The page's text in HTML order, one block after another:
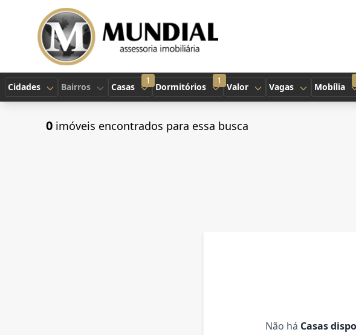
Cidades Bairros
1
Casas
1
Dormitórios Valor Vagas Mobília
0 imóveis encontrados para essa busca
Não há Casas